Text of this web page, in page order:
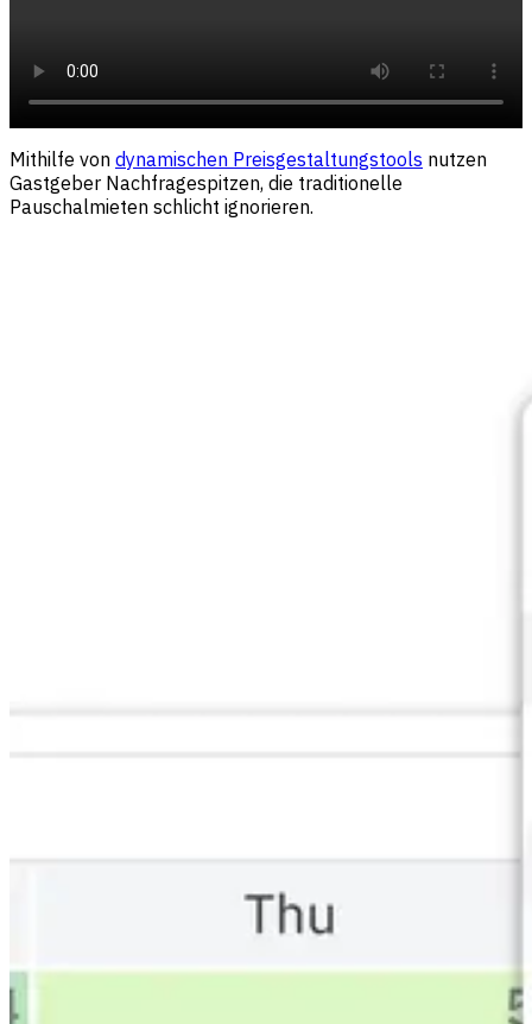
Mithilfe von dynamischen Preisgestaltungstools nutzen
Gastgeber Nachfragespitzen, die traditionelle
Pauschalmieten schlicht ignorieren.